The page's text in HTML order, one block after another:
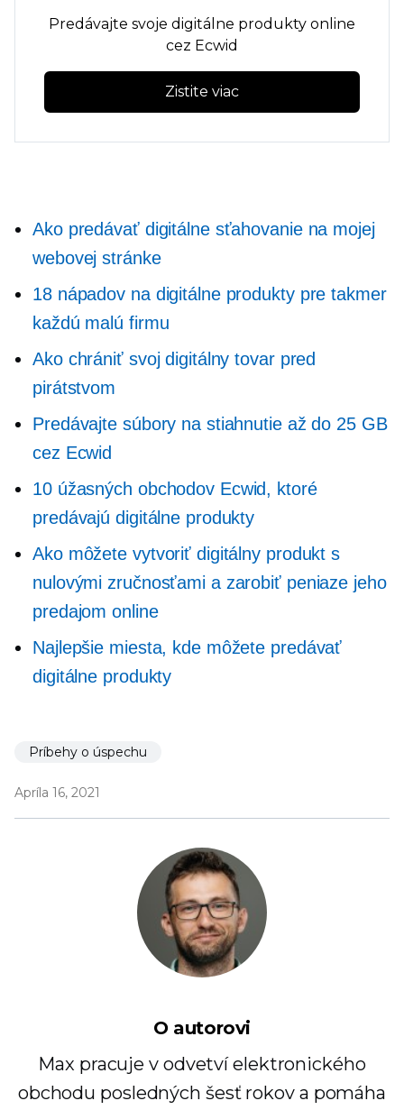
Predávajte svoje digitálne produkty online
cez Ecwid
Zistite viac
Ako predávať digitálne sťahovanie na mojej
webovej stránke
18 nápadov na digitálne produkty pre takmer
každú malú firmu
Ako chrániť svoj digitálny tovar pred
pirátstvom
Predávajte súbory na stiahnutie až do 25 GB
cez Ecwid
10 úžasných obchodov Ecwid, ktoré
predávajú digitálne produkty
Ako môžete vytvoriť digitálny produkt s
nulovými zručnosťami a zarobiť peniaze jeho
predajom online
Najlepšie miesta, kde môžete predávať
digitálne produkty
Príbehy o úspechu
Apríla 16, 2021
O autorovi
Max pracuje v odvetví elektronického
obchodu posledných šesť rokov a pomáha